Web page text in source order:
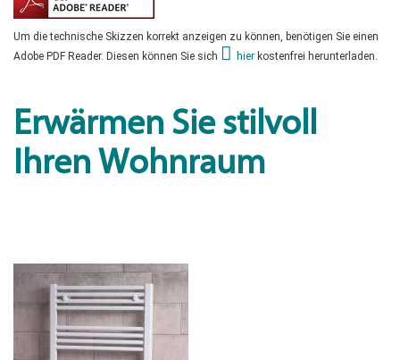
Um die technische Skizzen korrekt anzeigen zu können, benötigen Sie einen
Adobe PDF Reader. Diesen können Sie sich
hier kostenfrei herunterladen.
Erwärmen Sie stilvoll
Ihren Wohnraum